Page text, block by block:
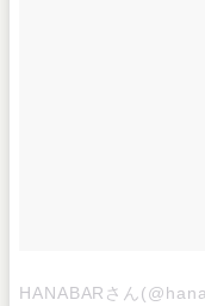
HANABARさん